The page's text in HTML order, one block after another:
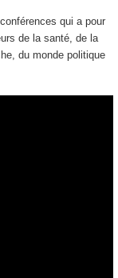
qui a pour
de la santé, de la
du monde politique